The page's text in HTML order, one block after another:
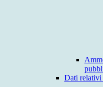
Dati relativi